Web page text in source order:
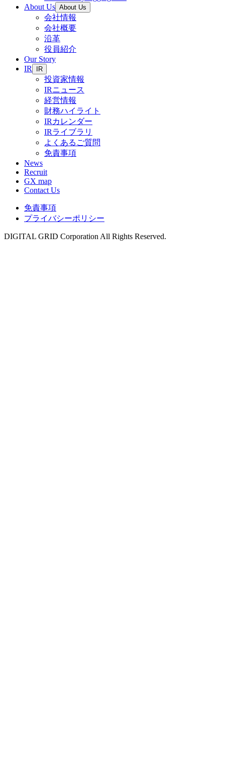
About Us About Us
会社情報
会社概要
沿革
役員紹介
Our Story
IR
IR
投資家情報
IRニュース
経営情報
財務ハイライト
IRカレンダー
IRライブラリ
よくあるご質問
免責事項
News
Recruit
GX map
Contact Us
免責事項
プライバシーポリシー
DIGITAL GRID Corporation All Rights Reserved.